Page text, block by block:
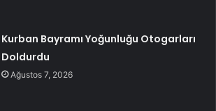
Kurban Bayramı Yoğunluğu Otogarları
Doldurdu
Ağustos 7, 2026